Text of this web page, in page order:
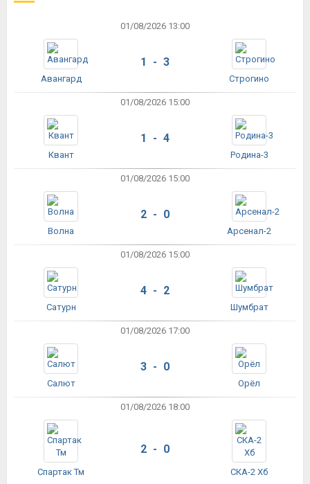
01/08/2026 13:00
Авангард
1 - 3
Строгино
01/08/2026 15:00
Квант
1 - 4
Родина-3
01/08/2026 15:00
Волна
2 - 0
Арсенал-2
01/08/2026 15:00
Сатурн
4 - 2
Шумбрат
01/08/2026 17:00
Салют
3 - 0
Орёл
01/08/2026 18:00
Спартак Тм
2 - 0
СКА-2 Хб